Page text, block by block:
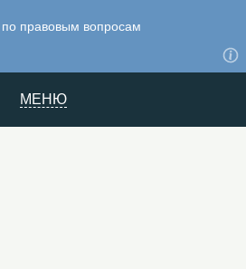
МЕНЮ